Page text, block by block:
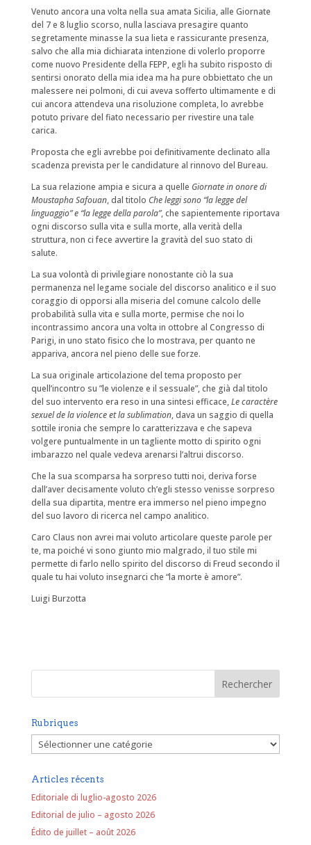
Venuto ancora una volta nella sua amata Sicilia, alle Giornate
del 7 e 8 luglio scorso, nulla lasciava presagire quanto
segretamente minasse la sua lieta e rassicurante presenza,
salvo che alla mia dichiarata intenzione di volerlo proporre
come nuovo Presidente della FEPP, egli ha subito risposto di
sentirsi onorato della mia idea ma ha pure obbiettato che un
malessere nei polmoni, di cui aveva sofferto ultimamente e di
cui ancora attendeva una risoluzione completa, lo avrebbe
potuto privare del fiato necessario per rivestire una tale
carica.
Proposta che egli avrebbe poi definitivamente declinato alla
scadenza prevista per le candidature al rinnovo del Bureau.
La sua relazione ampia e sicura a quelle Giornate in onore di
Moustapha Safouan, dal titolo Che leggi sono “la legge del
linguaggio” e “la legge della parola”, che sapientemente riportava
ogni discorso sulla vita e sulla morte, alla verità della
struttura, non ci fece avvertire la gravità del suo stato di
salute.
La sua volontà di privilegiare nonostante ciò la sua
permanenza nel legame sociale del discorso analitico e il suo
coraggio di opporsi alla miseria del comune calcolo delle
probabilità sulla vita e sulla morte, permise che noi lo
incontrassimo ancora una volta in ottobre al Congresso di
Parigi, in uno stato fisico che lo mostrava, per quanto ne
appariva, ancora nel pieno delle sue forze.
La sua originale articolazione del tema proposto per
quell’incontro su ”le violenze e il sessuale”, che già dal titolo
del suo intervento era reso in una sintesi efficace,Le caractère
sexuel de la violence et la sublimation, dava un saggio di quella
sottile ironia che sempre lo caratterizzava e che sapeva
volgere puntualmente in un tagliente motto di spirito ogni
imbarazzo nel quale vedeva arenarsi l’altrui discorso.
Che la sua scomparsa ha sorpreso tutti noi, deriva forse
dall’aver decisamente voluto ch’egli stesso venisse sorpreso
della sua dipartita, mentre era immerso nel pieno impegno
del suo lavoro di ricerca nel campo analitico.
Caro Claus non avrei mai voluto articolare queste parole per
te, ma poiché vi sono giunto mio malgrado, il tuo stile mi
permette di farlo nello spirito del discorso di Freud secondo il
quale tu hai voluto insegnarci che “la morte è amore”.
Luigi Burzotta
Rubriques
Rubriques
Articles récents
Editoriale di luglio-agosto 2026
Editorial de julio – agosto 2026
Édito de juillet – août 2026